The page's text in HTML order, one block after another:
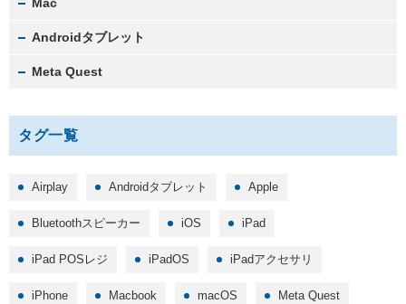
Mac
Androidタブレット
Meta Quest
タグ一覧
Airplay Androidタブレット Apple
Bluetoothスピーカー iOS iPad
iPad POSレジ iPadOS iPadアクセサリ
iPhone Macbook macOS Meta Quest